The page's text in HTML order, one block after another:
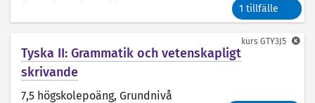
1 tillfälle
Tyska II: Grammatik och vetenskapligt
skrivande
7,5 högskolepoäng, Grundnivå
kurs GTY3J5